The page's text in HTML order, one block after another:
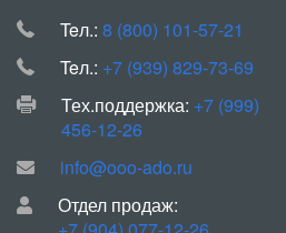
Teл.: 8 (800) 101-57-21
Teл.: +7 (939) 829-73-69
Тех.поддержка: +7 (999)
456-12-26
info@ooo-ado.ru
Отдел продаж: